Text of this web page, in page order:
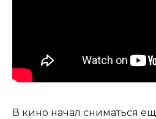
В кино начал сниматься